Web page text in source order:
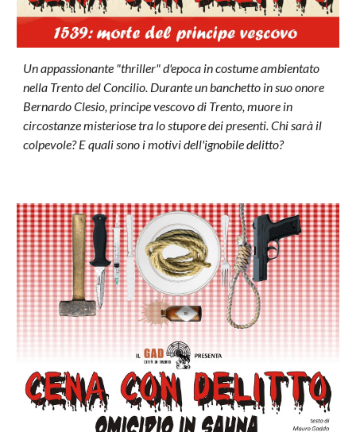
Un appassionante "thriller" d'epoca in costume ambientato
nella Trento del Concilio. Durante un banchetto in suo onore
Bernardo Clesio, principe vescovo di Trento, muore in
circostanze misteriose tra lo stupore dei presenti. Chi sarà il
colpevole? E quali sono i motivi dell'ignobile delitto?